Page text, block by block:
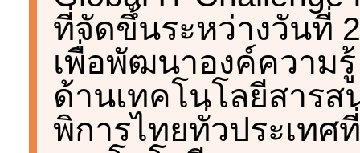
ที่จัดขึ้นระหว่างวันที่
เพื่อพัฒนาองค์ความ
ด้านเทคโนโลยีสารส
พิการไทยทั่วประเท